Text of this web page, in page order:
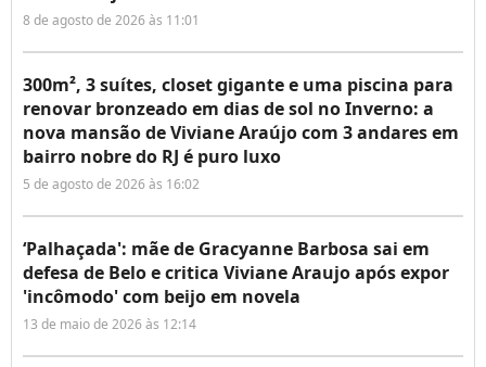
8 de agosto de 2026 às 11:01
300m², 3 suítes, closet gigante e uma piscina para
renovar bronzeado em dias de sol no Inverno: a
nova mansão de Viviane Araújo com 3 andares em
bairro nobre do RJ é puro luxo
5 de agosto de 2026 às 16:02
‘Palhaçada': mãe de Gracyanne Barbosa sai em
defesa de Belo e critica Viviane Araujo após expor
'incômodo' com beijo em novela
13 de maio de 2026 às 12:14